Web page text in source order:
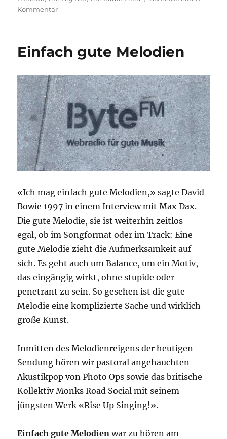
Kommentarzu
Einfach gute Melodien
«Ich mag einfach gute Melodien,» sagte David
Bowie 1997 in einem Interview mit Max Dax.
Die gute Melodie, sie ist weiterhin zeitlos –
egal, ob im Songformat oder im Track: Eine
gute Melodie zieht die Aufmerksamkeit auf
sich. Es geht auch um Balance, um ein Motiv,
das eingängig wirkt, ohne stupide oder
penetrant zu sein. So gesehen ist die gute
Melodie eine komplizierte Sache und wirklich
große Kunst.
Inmitten des Melodienreigens der heutigen
Sendung hören wir pastoral angehauchten
Akustikpop von Photo Ops sowie das britische
Kollektiv Monks Road Social mit seinem
jüngsten Werk «Rise Up Singing!».
Einfach gute Melodienwar zu hören am